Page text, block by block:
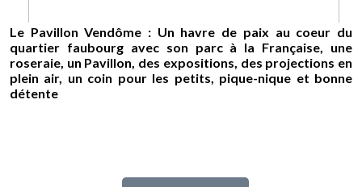
Le Pavillon Vendôme : Un havre de paix au coeur du
quartier faubourg avec son parc à la Française, une
roseraie, un Pavillon, des expositions, des projections en
plein air, un coin pour les petits, pique-nique et bonne
détente